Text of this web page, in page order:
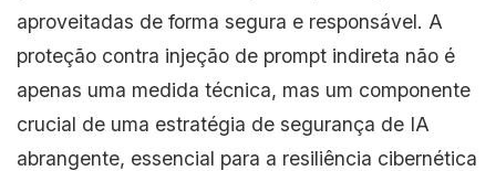
aproveitadas de forma segura e responsável. A
proteção contra injeção de prompt indireta não é
apenas uma medida técnica, mas um componente
crucial de uma estratégia de segurança de IA
abrangente, essencial para a resiliência cibernética